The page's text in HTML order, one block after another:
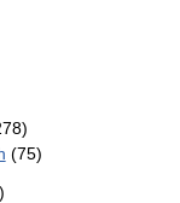
(75)